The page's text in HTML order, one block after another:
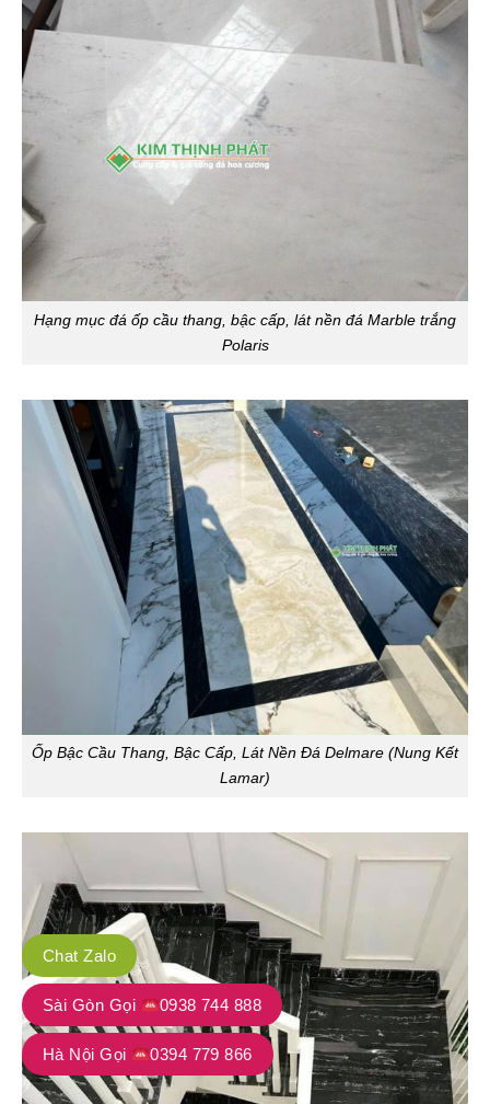
Hạng mục đá ốp cầu thang, bậc cấp, lát nền đá Marble trắng
Polaris
Ốp Bậc Cầu Thang, Bậc Cấp, Lát Nền Đá Delmare (Nung Kết
Lamar)
Chat Zalo
Sài Gòn Gọi 0938 744 888
Hà Nội Gọi 0394 779 866